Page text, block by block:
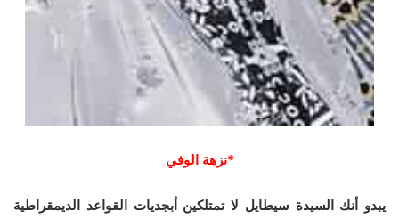
*نزهة الوفي
يبدو أنك السيدة سيطايل لا تمتلكين أبجديات القواعد الديمقراطية